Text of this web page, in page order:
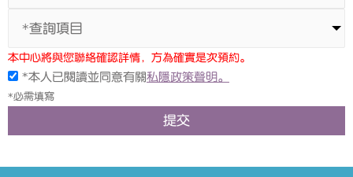
*查詢項目
本中心將與您聯絡確認詳情，方為確實是次預約。
*本人已閱讀並同意有關私隱政策聲明。
*必需填寫
提交